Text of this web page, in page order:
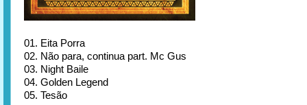
01. Eita Porra
02. Não para, continua part. Mc Gus
03. Night Baile
04. Golden Legend
05. Tesão